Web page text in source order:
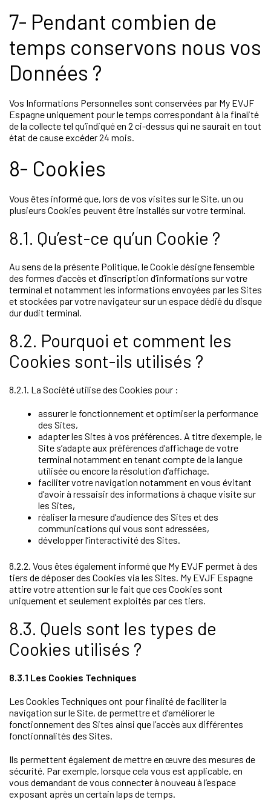
7- Pendant combien de
temps conservons nous vos
Données ?
Vos Informations Personnelles sont conservées par My EVJF
Espagne uniquement pour le temps correspondant à la finalité
de la collecte tel qu’indiqué en 2 ci-dessus qui ne saurait en tout
état de cause excéder 24 mois.
8- Cookies
Vous êtes informé que, lors de vos visites sur le Site, un ou
plusieurs Cookies peuvent être installés sur votre terminal.
8.1. Qu’est-ce qu’un Cookie ?
Au sens de la présente Politique, le Cookie désigne l’ensemble
des formes d’accès et d’inscription d’informations sur votre
terminal et notamment les informations envoyées par les Sites
et stockées par votre navigateur sur un espace dédié du disque
dur dudit terminal.
8.2. Pourquoi et comment les
Cookies sont-ils utilisés ?
8.2.1. La Société utilise des Cookies pour :
assurer le fonctionnement et optimiser la performance
des Sites,
adapter les Sites à vos préférences. A titre d’exemple, le
Site s’adapte aux préférences d’affichage de votre
terminal notamment en tenant compte de la langue
utilisée ou encore la résolution d’affichage.
faciliter votre navigation notamment en vous évitant
d’avoir à ressaisir des informations à chaque visite sur
les Sites,
réaliser la mesure d’audience des Sites et des
communications qui vous sont adressées,
développer l’interactivité des Sites.
8.2.2. Vous êtes également informé que My EVJF permet à des
tiers de déposer des Cookies via les Sites. My EVJF Espagne
attire votre attention sur le fait que ces Cookies sont
uniquement et seulement exploités par ces tiers.
8.3. Quels sont les types de
Cookies utilisés ?
8.3.1 Les Cookies Techniques
Les Cookies Techniques ont pour finalité de faciliter la
navigation sur le Site, de permettre et d’améliorer le
fonctionnement des Sites ainsi que l’accès aux différentes
fonctionnalités des Sites.
Ils permettent également de mettre en œuvre des mesures de
sécurité. Par exemple, lorsque cela vous est applicable, en
vous demandant de vous connecter à nouveau à l’espace
exposant après un certain laps de temps.